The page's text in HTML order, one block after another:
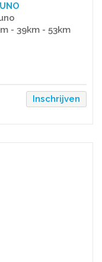
- 39km - 53km
Inschrijven